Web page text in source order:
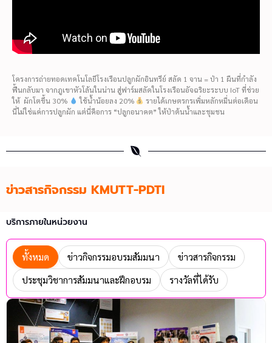
โครงการถ่ายทอดเทคโนโลยีโรงเรือนปลูกผักอินทรีย์ สลัด 1 จาน = ป่า 1 ผืนที่กำลัง
ฟื้นกลับมา จากภูเขาหัวโล้นในน่าน สู่ฟาร์มสลัดในโรงเรือนอัจฉริยะระบบ IoT ที่ช่วย
ให้ ผักโตขึ้น 30%
ใช้น้ำน้อยลง 20%
รายได้เกษตรกรเพิ่มหลักหมื่นต่อเดือน
นี่ไม่ใช่แค่การปลูกผัก แต่นี่คือการ “ปลูกอนาคต” ให้ป่าต้นน้ำและชุมชน
ข่าวสารกิจกรรม KMUTT-PDTI
บริการภายในหน่วยงาน
ทั้งหมด ข่าวกิจกรรมอบรมสัมมนา
ข่าวสารกิจกรรม
ประชุมวิชาการสัมมนาและฝึกอบรม
รางวัลที่ได้รับ